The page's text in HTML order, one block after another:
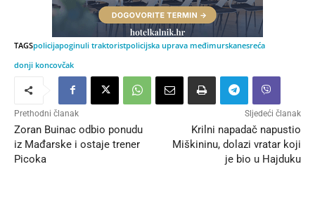
TAGSpolicijapoginuli traktoristpolicijska uprava međimurskanesreća
donji koncovčak
Prethodni članak
Zoran Buinac odbio ponudu
iz Mađarske i ostaje trener
Picoka
Sljedeći članak
Krilni napadač napustio
Miškininu, dolazi vratar koji
je bio u Hajduku